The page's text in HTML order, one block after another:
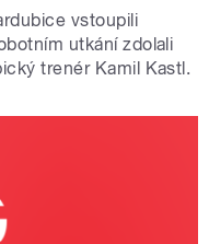
vstoupili
utkání zdolali
trenér Kamil Kastl.